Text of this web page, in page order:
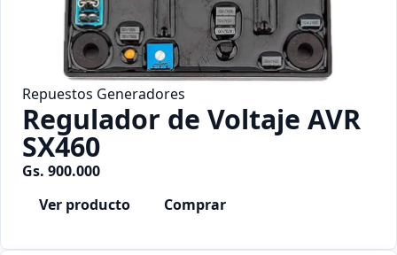
Repuestos Generadores
Regulador de Voltaje AVR
SX460
Gs. 900.000
Ver producto
Comprar